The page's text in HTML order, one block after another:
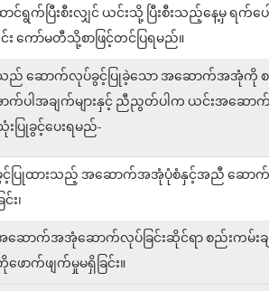
င်ရွက်ပြီးစီးလျှင် ယင်းသို့ ပြီးစီးသည့်နေ့မှ ရက်ပေ
ကော်မတီသို့စာဖြင့်တင်ပြရမည်။
ဆောက်လုပ်ခွင့်ပြုခဲ့သော အဆောက်အအုံကို စစ်
ာက်ပါအချက်များနှင့် ညီညွတ်ပါက ယင်းအဆေ
ပြုခွင့်ပေးရမည်-
င့်ပြုထားသည့် အဆောက်အအုံပုံစံနှင့်အညီ ဆော
ြင်း၊
ဆောက်အအုံဆောက်လုပ်ခြင်းဆိုင်ရာ စည်းကမ်းချ
ဖောက်ဖျက်မှုမရှိခြင်း။